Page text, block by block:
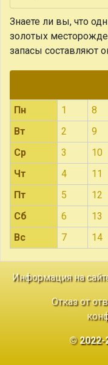
Знаете ли вы, что
золотых
запасы составляют
Пн 1 8
Вт
2 9
Ср
3 10
Чт
4 11
Пт
5 12
Сб
6 13
Вс
7 14
Информация на
Отказ от
© 2022-